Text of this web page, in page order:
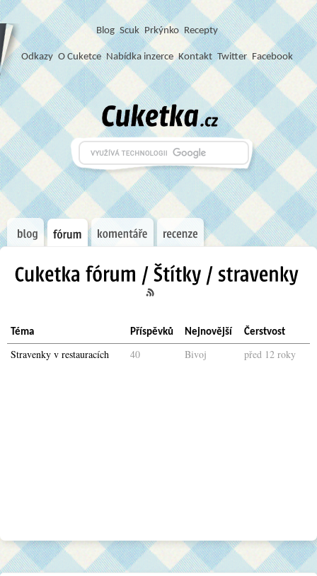
Blog Scuk Prkýnko Recepty
Odkazy O Cuketce Nabídka inzerce Kontakt Twitter Facebook
Téma Příspěvků Nejnovější Čerstvost
Stravenky v restauracích 40 Bivoj před 12 roky